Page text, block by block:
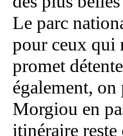
Le parc
pour ceux qui
promet
également, on
Morgiou en
itinéraire reste